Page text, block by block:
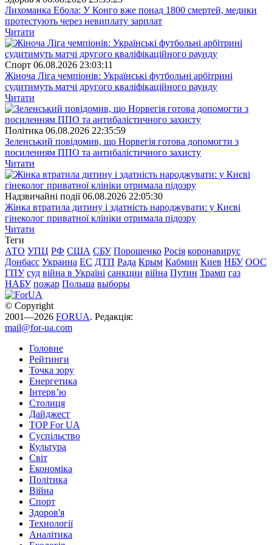
Лихоманка Ебола: У Конго вже понад 1800 смертей, медики
протестують через невиплату зарплат
Читати
Спорт 06.08.2026 23:03:11
Жіноча Ліга чемпіонів: Українські футбольні арбітрині
судитимуть матчі другого кваліфікаційного раунду
Читати
Полiтика 06.08.2026 22:35:59
Зеленський повідомив, що Норвегія готова допомогти з
посиленням ППО та антибалістичного захисту
Читати
Надзвичайні події 06.08.2026 22:05:30
Жінка втратила дитину і здатність народжувати: у Києві
гінеколог приватної клініки отримала підозру
Читати
Теги
АТО УПЦ РФ США СБУ Порошенко Росія коронавирус
Донбасс Украина ЕС ДТП Рада Крым Кабмин Киев НБУ ООС
ГПУ суд війна в Україні санкции війна Путин Трамп газ
НАБУ пожар Польша выборы
© Copyright
2001—2026 FORUA. Редакція:
mail@for-ua.com
Головне
Рейтинги
Точка зору
Енергетика
Інтерв’ю
Столиця
Дайджест
TOP For UA
Суспiльство
Культура
Світ
Економіка
Політика
Війна
Спорт
Здоров'я
Технології
Аналітика